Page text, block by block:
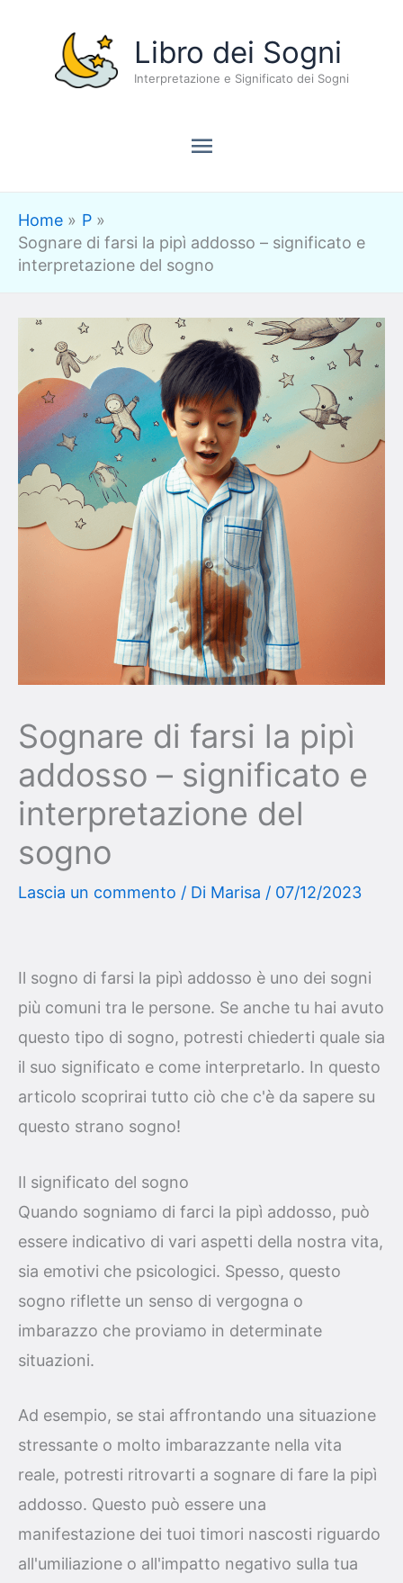
contenuto
Libro dei Sogni
Interpretazione e Significato dei Sogni
Menu
principale
Home
P
Sognare di farsi la pipì addosso – significato e
interpretazione del sogno
Sognare di farsi la pipì
addosso – significato e
interpretazione del
sogno
Lascia un commento / Di Marisa / 07/12/2023
Il sogno di farsi la pipì addosso è uno dei sogni
più comuni tra le persone. Se anche tu hai avuto
questo tipo di sogno, potresti chiederti quale sia
il suo significato e come interpretarlo. In questo
articolo scoprirai tutto ciò che c'è da sapere su
questo strano sogno!
Il significato del sogno
Quando sogniamo di farci la pipì addosso, può
essere indicativo di vari aspetti della nostra vita,
sia emotivi che psicologici. Spesso, questo
sogno riflette un senso di vergogna o
imbarazzo che proviamo in determinate
situazioni.
Ad esempio, se stai affrontando una situazione
stressante o molto imbarazzante nella vita
reale, potresti ritrovarti a sognare di fare la pipì
addosso. Questo può essere una
manifestazione dei tuoi timori nascosti riguardo
all'umiliazione o all'impatto negativo sulla tua